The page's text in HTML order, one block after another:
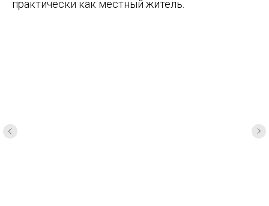
практически как местный житель.